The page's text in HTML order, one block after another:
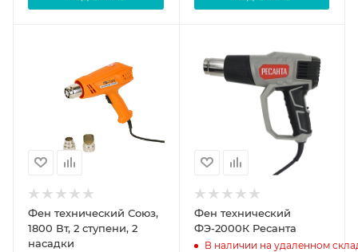
Фен технический Союз,
1800 Вт, 2 ступени, 2
насадки
Фен технический
ФЭ-2000К Ресанта
В наличии на удаленном